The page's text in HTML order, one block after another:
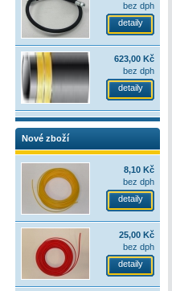
bez dph
detaily
623,00 Kč
bez dph
detaily
Nové zboží
8,10 Kč
bez dph
detaily
25,00 Kč
bez dph
detaily